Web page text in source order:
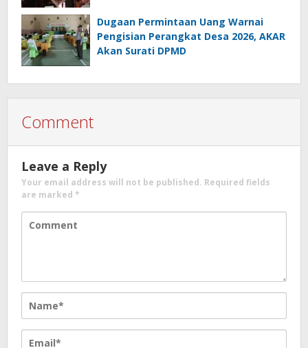
Dugaan Permintaan Uang Warnai
Pengisian Perangkat Desa 2026, AKAR
Akan Surati DPMD
Comment
Leave a Reply
Your email address will not be published. Required fields
are marked *